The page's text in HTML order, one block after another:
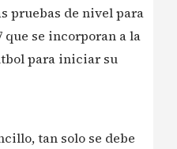
pruebas de nivel para
que se incorporan a la
para iniciar su
tan solo se debe